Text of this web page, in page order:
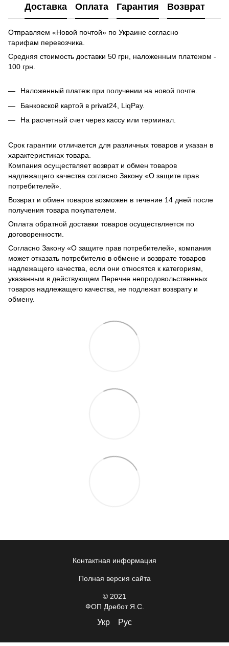
Доставка Оплата Гарантия Возврат
Отправляем «Новой почтой» по Украине согласно
тарифам перевозчика.
Средняя стоимость доставки 50 грн, наложенным платежом -
100 грн.
Наложенный платеж при получении на новой почте.
Банковской картой в privat24, LiqPay.
На расчетный счет через кассу или терминал.
Срок гарантии отличается для различных товаров и указан в
характеристиках товара.
Компания осуществляет возврат и обмен товаров
надлежащего качества согласно Закону «О защите прав
потребителей».
Возврат и обмен товаров возможен в течение 14 дней после
получения товара покупателем.
Оплата обратной доставки товаров осуществляется по
договоренности.
Согласно Закону «О защите прав потребителей», компания
может отказать потребителю в обмене и возврате товаров
надлежащего качества, если они относятся к категориям,
указанным в действующем Перечне непродовольственных
товаров надлежащего качества, не подлежат возврату и
обмену.
Контактная информация
Полная версия сайта
© 2021
ФОП Дребот Я.С.
Укр Рус